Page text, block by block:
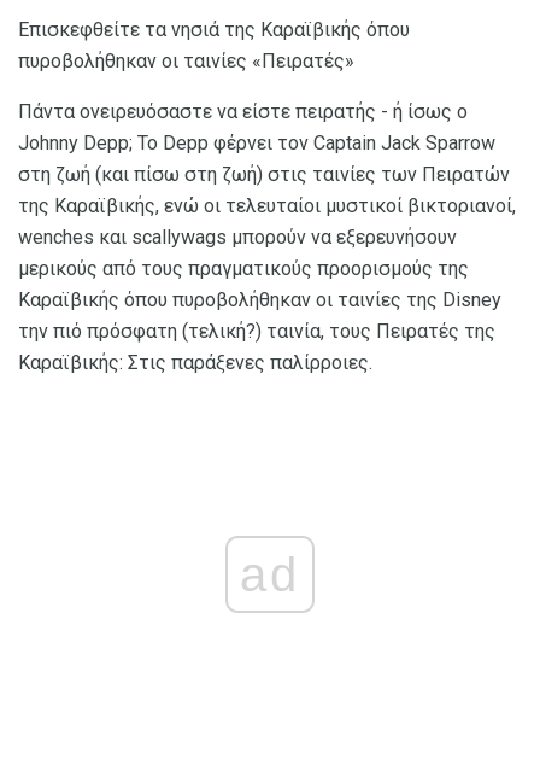
Επισκεφθείτε τα νησιά της Καραϊβικής όπου
πυροβολήθηκαν οι ταινίες «Πειρατές»
Πάντα ονειρευόσαστε να είστε πειρατής - ή ίσως ο
Johnny Depp; Το Depp φέρνει τον Captain Jack Sparrow
στη ζωή (και πίσω στη ζωή) στις ταινίες των Πειρατών
της Καραϊβικής, ενώ οι τελευταίοι μυστικοί βικτοριανοί,
wenches και scallywags μπορούν να εξερευνήσουν
μερικούς από τους πραγματικούς προορισμούς της
Καραϊβικής όπου πυροβολήθηκαν οι ταινίες της Disney
την πιό πρόσφατη (τελική?) ταινία, τους Πειρατές της
Καραϊβικής: Στις παράξενες παλίρροιες.
ad